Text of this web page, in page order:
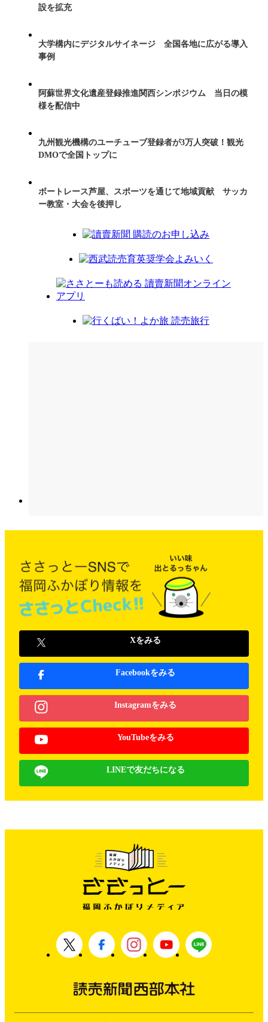
設を拡充
大学構内にデジタルサイネージ 全国各地に広がる導入
事例
阿蘇世界文化遺産登録推進関西シンポジウム 当日の模
様を配信中
九州観光機構のユーチューブ登録者が3万人突破！観光
DMOで全国トップに
ボートレース芦屋、スポーツを通じて地域貢献 サッカ
ー教室・大会を後押し
Xをみる
Facebookをみる
Instagramをみる
YouTubeをみる
LINEで友だちになる